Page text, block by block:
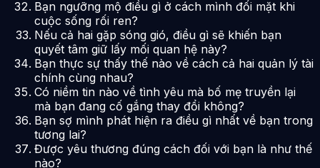
Bạn ngưỡng mộ điều gì ở cách mình đối mặt khi
cuộc sống rối ren?
Nếu cả hai gặp sóng gió, điều gì sẽ khiến bạn
quyết tâm giữ lấy mối quan hệ này?
Bạn thực sự thấy thế nào về cách cả hai quản lý tài
chính cùng nhau?
Có niềm tin nào về tình yêu mà bố mẹ truyền lại
mà bạn đang cố gắng thay đổi không?
Bạn sợ mình phát hiện ra điều gì nhất về bạn trong
tương lai?
Được yêu thương đúng cách đối với bạn là như thế
nào?